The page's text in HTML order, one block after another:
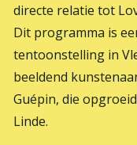
Waar ben je naar
directe relatie tot
Dit programma is
tentoonstelling in
beeldend
Guépin, die
Linde.